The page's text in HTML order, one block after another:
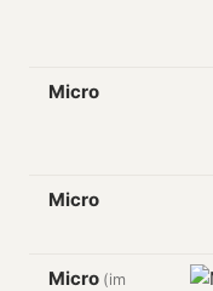
Micro
Micro
Micro (im